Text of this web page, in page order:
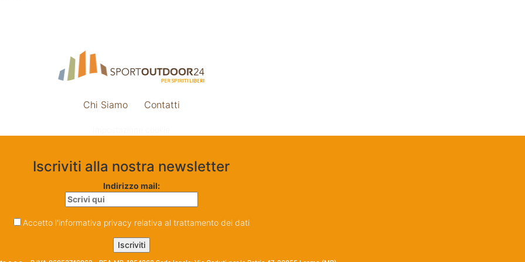
Chi Siamo Contatti
Iscriviti alla nostra newsletter
Indirizzo mail:
Accetto l'informativa privacy relativa al trattamento dei dati